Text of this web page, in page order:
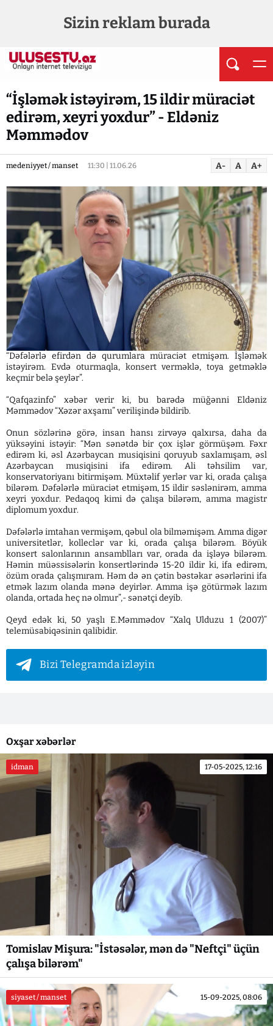
Sizin reklam burada
“İşləmək istəyirəm, 15 ildir müraciət
edirəm, xeyri yoxdur” - Eldəniz
Məmmədov
medeniyyet / manset 11:30 | 11.06.26 A- A A+
“Dəfələrlə efirdən də qurumlara müraciət etmişəm. İşləmək
istəyirəm. Evdə oturmaqla, konsert verməklə, toya getməklə
keçmir belə şeylər”.
“Qafqazinfo” xəbər verir ki, bu barədə müğənni Eldəniz
Məmmədov “Xəzər axşamı” verilişində bildirib.
Onun sözlərinə görə, insan hansı zirvəyə qalxırsa, daha da
yüksəyini istəyir: “Mən sənətdə bir çox işlər görmüşəm. Fəxr
edirəm ki, əsl Azərbaycan musiqisini qoruyub saxlamışam, əsl
Azərbaycan musiqisini ifa edirəm. Ali təhsilim var,
konservatoriyanı bitirmişəm. Müxtəlif yerlər var ki, orada çalışa
bilərəm. Dəfələrlə müraciət etmişəm, 15 ildir səslənirəm, amma
xeyri yoxdur. Pedaqoq kimi də çalışa bilərəm, amma magistr
diplomum yoxdur.
Dəfələrlə imtahan vermişəm, qəbul ola bilməmişəm. Amma digər
universitetlər, kolleclər var ki, orada çalışa bilərəm. Böyük
konsert salonlarının ansamblları var, orada da işləyə bilərəm.
Həmin müəssisələrin konsertlərində 15-20 ildir ki, ifa edirəm,
özüm orada çalışmıram. Həm də ən çətin bəstəkar əsərlərini ifa
etmək lazım olanda mənə deyirlər. Amma işə götürmək lazım
olanda, ortada heç nə olmur”,- sənətçi deyib.
Qeyd edək ki, 50 yaşlı E.Məmmədov “Xalq Ulduzu 1 (2007)”
telemüsabiqəsinin qalibidir.
Bizi Telegramda izləyin
Oxşar xəbərlər
idman 17-05-2025, 12:16
Tomislav Mişura: "İstəsələr, mən də "Neftçi" üçün
çalışa bilərəm"
siyaset / manset 15-09-2025, 08:06